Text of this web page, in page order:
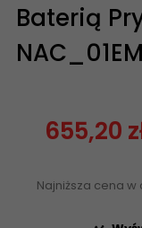
Baterią
NAC_01EM
655,20
Najniższa cena